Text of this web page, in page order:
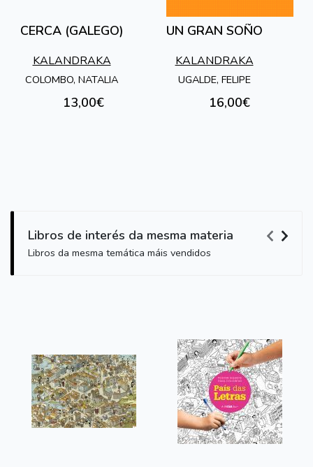
CERCA (GALEGO)
KALANDRAKA
COLOMBO, NATALIA
13,00€
UN GRAN SOÑO
KALANDRAKA
UGALDE, FELIPE
16,00€
Libros de interés da mesma materia
Libros da mesma temática máis vendidos